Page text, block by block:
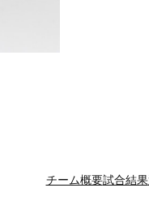
チーム概要試合結果